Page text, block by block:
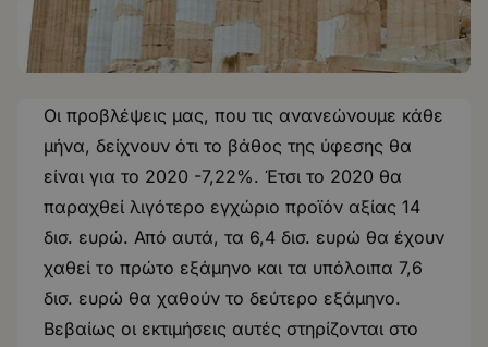
Οι προβλέψεις μας, που τις ανανεώνουμε κάθε
μήνα, δείχνουν ότι το βάθος της ύφεσης θα
είναι για το 2020 -7,22%. Έτσι το 2020 θα
παραχθεί λιγότερο εγχώριο προϊόν αξίας 14
δισ. ευρώ. Από αυτά, τα 6,4 δισ. ευρώ θα έχουν
χαθεί το πρώτο εξάμηνο και τα υπόλοιπα 7,6
δισ. ευρώ θα χαθούν το δεύτερο εξάμηνο.
Βεβαίως οι εκτιμήσεις αυτές στηρίζονται στο